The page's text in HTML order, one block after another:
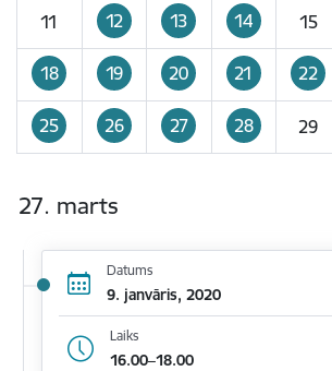
11 12 13 14 15
18 19 20 21 22
25 26 27 28 29
27. marts
Datums
9. janvāris, 2020
Laiks
16.00–18.00